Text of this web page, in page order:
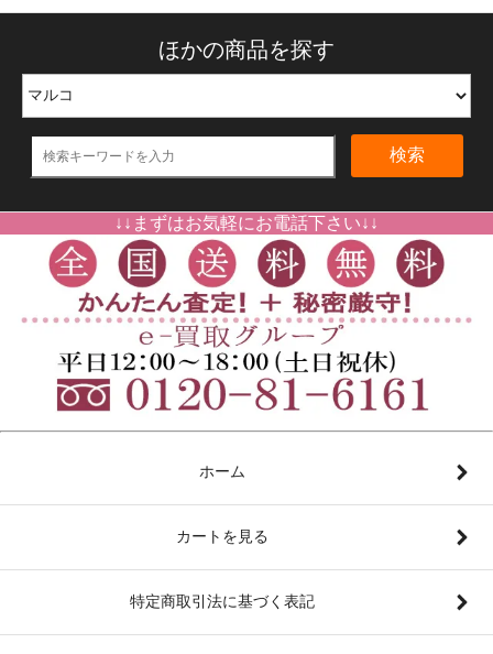
ほかの商品を探す
検索
↓↓まずはお気軽にお電話下さい↓↓
ホーム
カートを見る
特定商取引法に基づく表記